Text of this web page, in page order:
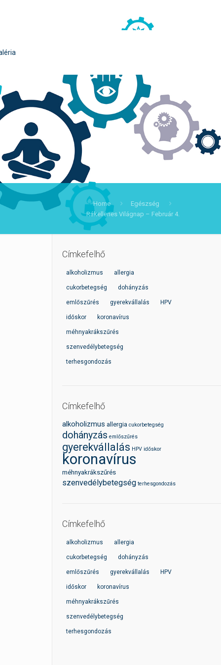
Home
Egészség
Rákellenes Világnap – Február 4.
Címkefelhő
alkoholizmus allergia
cukorbetegség dohányzás
emlőszűrés gyerekvállalás HPV
időskor koronavírus
méhnyakrákszűrés
szenvedélybetegség
terhesgondozás
Címkefelhő
alkoholizmus allergia cukorbetegség
dohányzás emlőszűrés
gyerekvállalás HPV időskor
koronavírus
méhnyakrákszűrés
szenvedélybetegség terhesgondozás
Címkefelhő
alkoholizmus allergia
cukorbetegség dohányzás
emlőszűrés gyerekvállalás HPV
időskor koronavírus
méhnyakrákszűrés
szenvedélybetegség
terhesgondozás